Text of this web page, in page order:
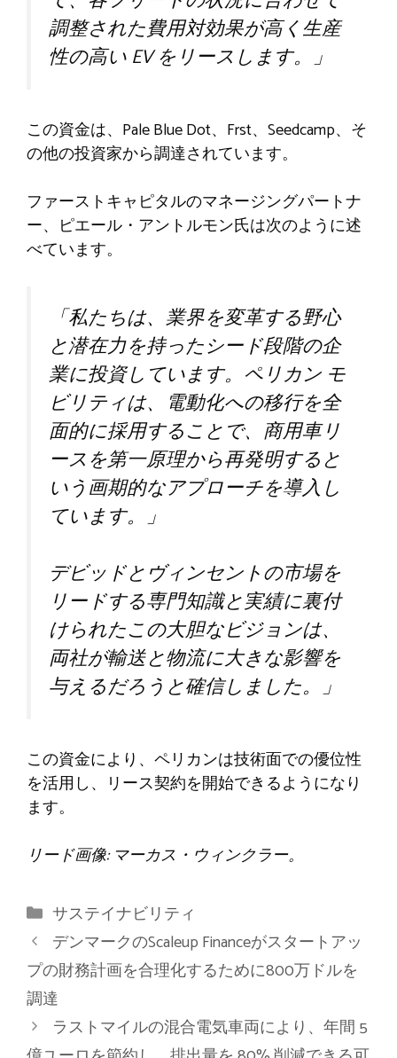
調整された費用対効果が高く生産
性の高い EV をリースします。」
この資金は、Pale Blue Dot、Frst、Seedcamp、そ
の他の投資家から調達されています。
ファーストキャピタルのマネージングパートナ
ー、ピエール・アントルモン氏は次のように述
べています。
「私たちは、業界を変革する野心
と潜在力を持ったシード段階の企
業に投資しています。ペリカン モ
ビリティは、電動化への移行を全
面的に採用することで、商用車リ
ースを第一原理から再発明すると
いう画期的なアプローチを導入し
ています。」
デビッドとヴィンセントの市場を
リードする専門知識と実績に裏付
けられたこの大胆なビジョンは、
両社が輸送と物流に大きな影響を
与えるだろうと確信しました。」
この資金により、ペリカンは技術面での優位性
を活用し、リース契約を開始できるようになり
ます。
リード画像: マーカス・ウィンクラー。
カ
テ
ゴ
リ
ー
サステイナビリティ
デンマークのScaleup Financeがスタートアッ
プの財務計画を合理化するために800万ドルを
調達
ラストマイルの混合電気車両により、年間 5